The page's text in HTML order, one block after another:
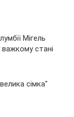
Мігель
стані
сімка"